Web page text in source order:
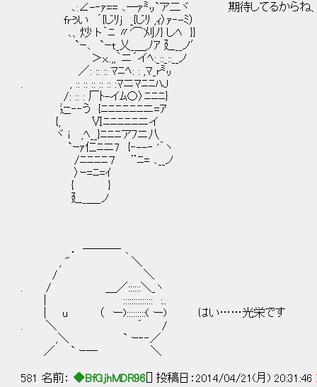
､:∠-‐ｧ== ､―ｧ㍉`ア二ヾ 期待してるからね、で
frぅい ´{じﾘj _{じﾘ ,ｨ〉ｧ‐-ﾐ）
､、炒 ト｀ﾆ 〃'⌒刈ﾉ} しﾍ }}
`ｰ､ `ｰt_乂_＿,ﾉｱ 廴__ノ′
＞x..,,｀ニ´イﾍ:_::_::__ノ
／: :: :: ﾏﾆﾍ: : ,ﾏ_r㍉
. , :: :: :: :: :: :ﾏニﾏﾆﾆﾊJ
/: :: : 厂ﾄ-イﾑ〇〉ﾆﾆﾆ}
辷‐‐う {ﾆﾆﾆﾆﾆﾆニ=ｱ
{, Ⅵﾆﾆﾆﾆﾆニイ
ヾ i ,ﾍ__}ﾆﾆﾆアﾌニ八
`ｰｧ仁ﾆニ7 {‐--‐ '｀ヽ
/ﾆﾆﾆﾆ７ ¨ﾆ= ､__ノ
〉ｰ=ﾆ=ｲ
{ }
廴_＿_ノ
． ─―─‐ 、
, " ＼
/ ＼
. / ＿／::::::＼_ヽ
| :::::::::::::: :..
| u （ ー):::::::::( ー) はい……光栄です
. ＼ ´ /
,＼ ` ｰ‐‐／
／ ` ｰ─ ＼
581 名前： ◆BfGjhMDR96 [] 投稿日：2014/04/21(月) 20:31:46